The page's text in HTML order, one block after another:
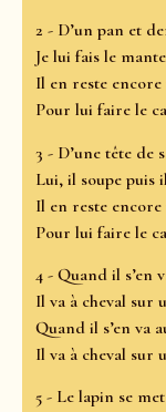
2 - D’un pan et
Je lui fais le
Il en reste encore
Pour lui faire le
3 - D’une tête de
Lui, il soupe puis
Il en reste
Pour lui faire le
4 - Quand il s’en
Il va à cheval sur
Quand il s’en va
Il va à cheval sur
5 - Le lapin se